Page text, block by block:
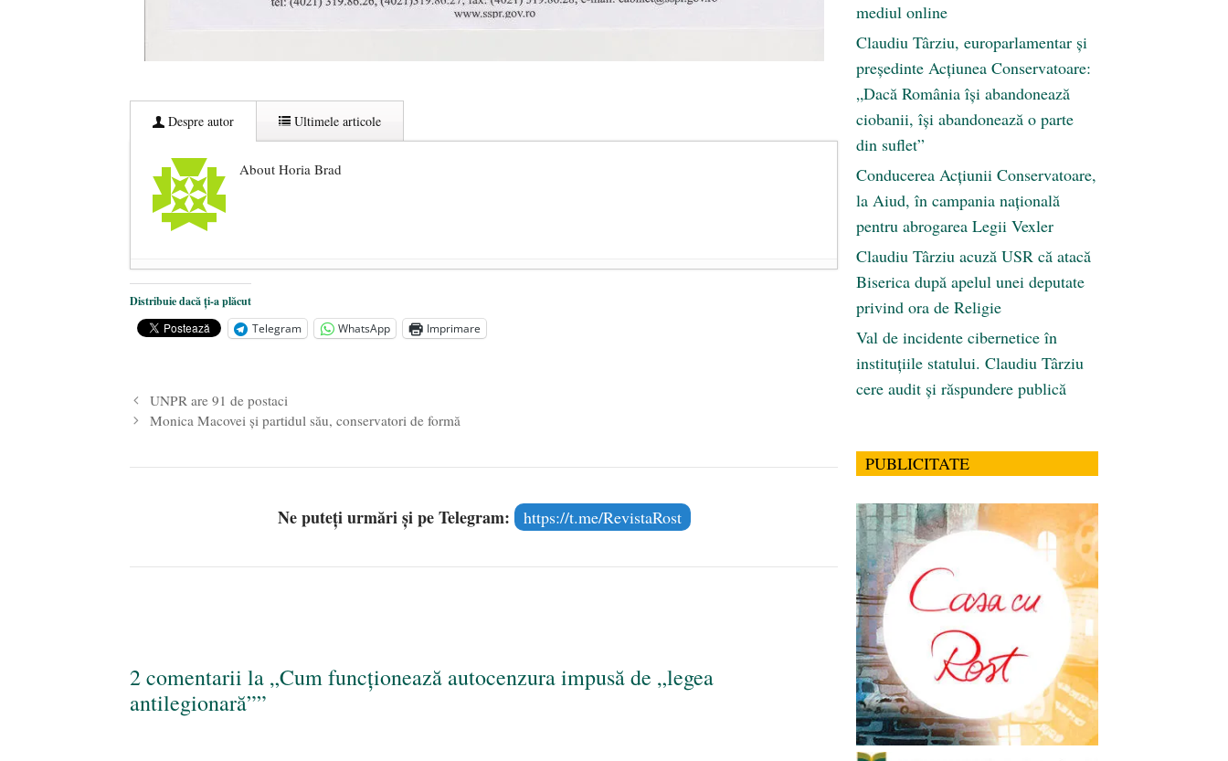
Despre autor Ultimele articole
About Horia Brad
Centenarul Tratatului de la Trianon (4 iunie 1920 – 4 iunie 2020)
Curtea Constituțională: Amenzile de pandemie sînt ilegale, dar le veți plăti
Big Pharma profită de pandemie ca să ne vaccineze obligatoriu toată viața
Distribuie dacă ți-a plăcut
Telegram
WhatsApp Imprimare
UNPR are 91 de postaci
Monica Macovei şi partidul său, conservatori de formă
Ne puteți urmări și pe Telegram: https://t.me/RevistaRost
2 comentarii la „Cum funcţionează autocenzura impusă de „legea
antilegionară””
mediul online
Claudiu Târziu, europarlamentar și
președinte Acțiunea Conservatoare:
„Dacă România își abandonează
ciobanii, își abandonează o parte
din suflet”
Conducerea Acțiunii Conservatoare,
la Aiud, în campania națională
pentru abrogarea Legii Vexler
Claudiu Târziu acuză USR că atacă
Biserica după apelul unei deputate
privind ora de Religie
Val de incidente cibernetice în
instituțiile statului. Claudiu Târziu
cere audit și răspundere publică
PUBLICITATE